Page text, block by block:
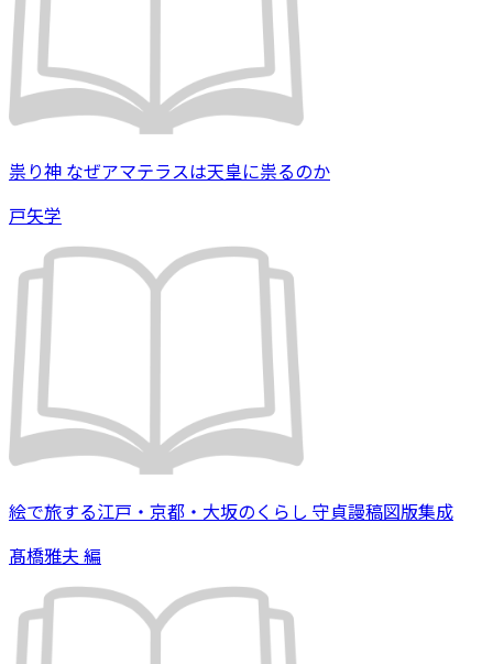
祟り神 なぜアマテラスは天皇に祟るのか
戸矢学
絵で旅する江戸・京都・大坂のくらし 守貞謾稿図版集成
髙橋雅夫 編